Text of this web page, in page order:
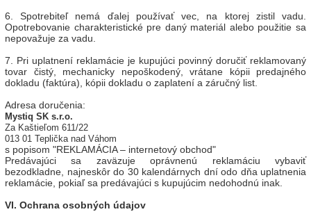
6. Spotrebiteľ nemá ďalej používať vec, na ktorej zistil vadu.
Opotrebovanie charakteristické pre daný materiál alebo použitie sa
nepovažuje za vadu.
7. Pri uplatnení reklamácie je kupujúci povinný doručiť reklamovaný
tovar čistý, mechanicky nepoškodený, vrátane kópii predajného
dokladu (faktúra), kópii dokladu o zaplatení a záručný list.
Adresa doručenia:
Mystiq SK s.r.o.
Za Kaštieľom 611/22
013 01 Teplička nad Váhom
s popisom "REKLAMÁCIA – internetový obchod"
Predávajúci sa zaväzuje oprávnenú reklamáciu vybaviť
bezodkladne, najneskôr do 30 kalendárnych dní odo dňa uplatnenia
reklamácie, pokiaľ sa predávajúci s kupujúcim nedohodnú inak.
VI. Ochrana osobných údajov